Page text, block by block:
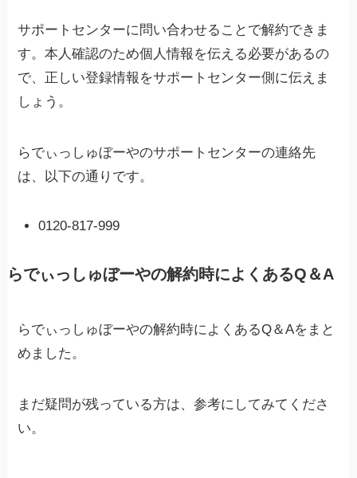
サポートセンターに問い合わせることで解約できま
す。本人確認のため個人情報を伝える必要があるの
で、正しい登録情報をサポートセンター側に伝えま
しょう。
らでぃっしゅぼーやのサポートセンターの連絡先
は、以下の通りです。
0120-817-999
らでぃっしゅぼーやの解約時によくあるQ＆A
らでぃっしゅぼーやの解約時によくあるQ＆Aをまと
めました。
まだ疑問が残っている方は、参考にしてみてくださ
い。